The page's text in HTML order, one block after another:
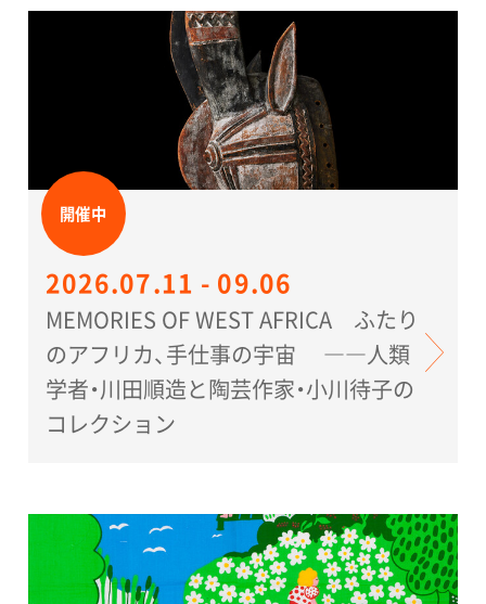
開催中
2026.07.11 - 09.06
MEMORIES OF WEST AFRICA ふたり
のアフリカ、手仕事の宇宙 ――人類
学者・川田順造と陶芸作家・小川待子の
コレクション